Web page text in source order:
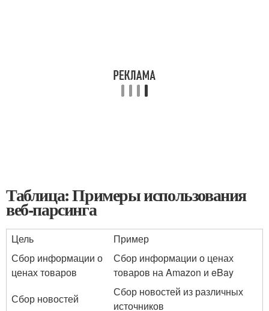
Таблица: Примеры использования
веб-парсинга
Цель
Пример
Сбор информации о
ценах товаров
Сбор информации о ценах
товаров на Amazon и eBay
Сбор новостей
Сбор новостей из различных
источников